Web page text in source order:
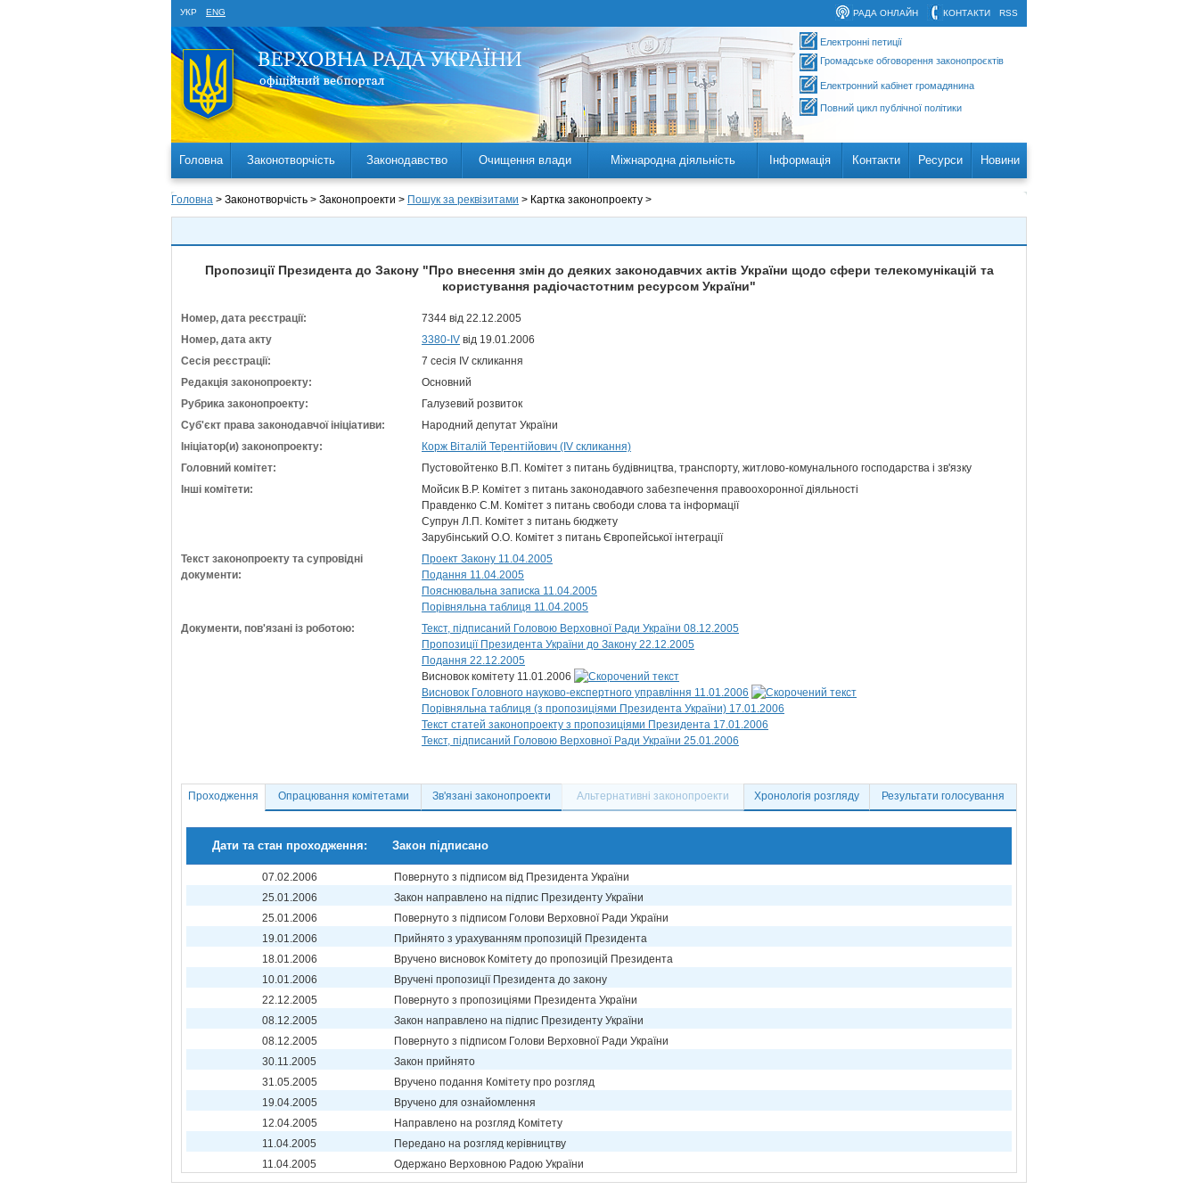
УКР ENG RSS
КОНТАКТИ
РАДА ОНЛАЙН
Електронні петиції
Громадське обговорення законопроєктів
Електронний кабінет громадянина
Повний цикл публічної політики
Головна Законотворчість Законодавство Очищення влади Міжнародна діяльність Інформація Контакти Ресурси Новини
Головна > Законотворчість > Законопроекти > Пошук за реквізитами > Картка законопроекту >
Пропозиції Президента до Закону "Про внесення змін до деяких законодавчих актів України щодо сфери телекомунікацій та
користування радіочастотним ресурсом України"
Номер, дата реєстрації:
7344 від 22.12.2005
Номер, дата акту
3380-IV від 19.01.2006
Сесія реєстрації:
7 сесія IV скликання
Редакція законопроекту:
Основний
Рубрика законопроекту:
Галузевий розвиток
Суб'єкт права законодавчої ініціативи:
Народний депутат України
Ініціатор(и) законопроекту:
Корж Віталій Терентійович (IV скликання)
Головний комітет:
Пустовойтенко В.П. Комітет з питань будівництва, транспорту, житлово-комунального господарства і зв'язку
Інші комітети:
Мойсик В.Р. Комітет з питань законодавчого забезпечення правоохоронної діяльності
Правденко С.М. Комітет з питань свободи слова та інформації
Супрун Л.П. Комітет з питань бюджету
Зарубінський О.О. Комітет з питань Європейської інтеграції
Текст законопроекту та супровідні
документи:
Проект Закону 11.04.2005
Подання 11.04.2005
Пояснювальна записка 11.04.2005
Порівняльна таблиця 11.04.2005
Документи, пов'язані із роботою:
Текст, підписаний Головою Верховної Ради України 08.12.2005
Пропозиції Президента України до Закону 22.12.2005
Подання 22.12.2005
Висновок комітету 11.01.2006
Висновок Головного науково-експертного управління 11.01.2006
Порівняльна таблиця (з пропозиціями Президента України) 17.01.2006
Текст статей законопроекту з пропозиціями Президента 17.01.2006
Текст, підписаний Головою Верховної Ради України 25.01.2006
Проходження Опрацювання комітетами Зв'язані законопроекти Альтернативні законопроекти Хронологія розгляду Результати голосування
Дати та стан проходження: Закон підписано
07.02.2006
Повернуто з підписом від Президента України
25.01.2006
Закон направлено на підпис Президенту України
25.01.2006
Повернуто з підписом Голови Верховної Ради України
19.01.2006
Прийнято з урахуванням пропозицій Президента
18.01.2006
Вручено висновок Комітету до пропозицій Президента
10.01.2006
Вручені пропозиції Президента до закону
22.12.2005
Повернуто з пропозиціями Президента України
08.12.2005
Закон направлено на підпис Президенту України
08.12.2005
Повернуто з підписом Голови Верховної Ради України
30.11.2005
Закон прийнято
31.05.2005
Вручено подання Комітету про розгляд
19.04.2005
Вручено для ознайомлення
12.04.2005
Направлено на розгляд Комітету
11.04.2005
Передано на розгляд керівництву
11.04.2005
Одержано Верховною Радою України